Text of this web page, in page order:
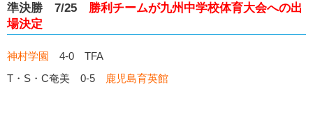
準決勝 7/25 勝利チームが九州中学校体育大会への出
場決定
神村学園 4-0 TFA
T・S・C奄美 0-5
鹿児島育英館